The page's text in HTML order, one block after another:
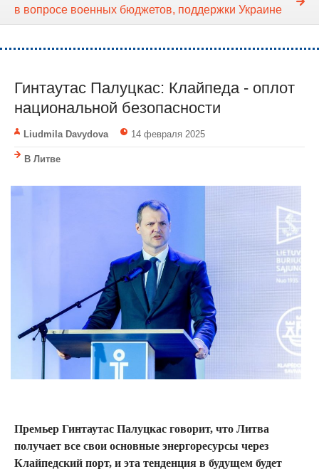
в вопросе военных бюджетов, поддержки Украине
Гинтаутас Палуцкас: Клайпеда - оплот
национальной безопасности
Liudmila Davydova 14 февраля 2025
В Литве
Премьер Гинтаутас Палуцкас говорит, что Литва
получает все свои основные энергоресурсы через
Клайпедский порт, и эта тенденция в будущем будет